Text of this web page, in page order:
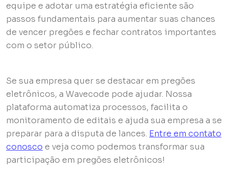
equipe e adotar uma estratégia eficiente são
passos fundamentais para aumentar suas chances
de vencer pregões e fechar contratos importantes
com o setor público.
Se sua empresa quer se destacar em pregões
eletrônicos, a Wavecode pode ajudar. Nossa
plataforma automatiza processos, facilita o
monitoramento de editais e ajuda sua empresa a se
preparar para a disputa de lances. Entre em contato
conosco e veja como podemos transformar sua
participação em pregões eletrônicos!